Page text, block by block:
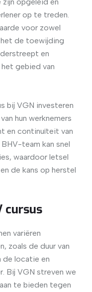
op te treden.
voor zowel
de toewijding
en
gebied van
bij VGN investeren
hun werknemers
en continuïteit van
team kan snel
waardoor letsel
de kans op herstel
cursus
variëren
zoals de duur van
de locatie en
Bij VGN streven we
te bieden tegen